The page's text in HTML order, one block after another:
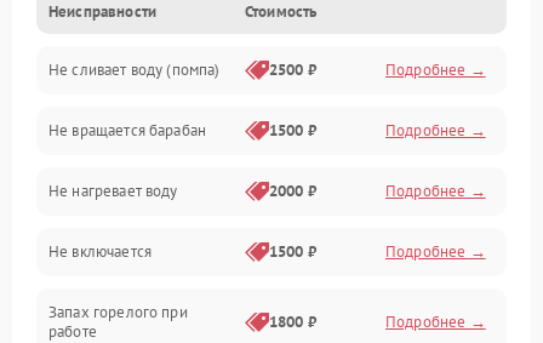
Электропитание
Водоснабжение
Слив
Программное обеспечение
Неисправности Стоимость
Не сливает воду (помпа) 2500 ₽ Подробнее →
Не вращается барабан 1500 ₽ Подробнее →
Не нагревает воду 2000 ₽ Подробнее →
Не включается 1500 ₽ Подробнее →
Запах горелого при
работе
1800 ₽ Подробнее →